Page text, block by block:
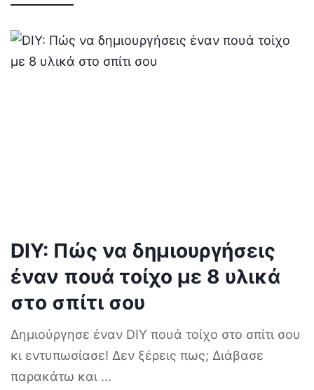
DIY: Πώς να δημιουργήσεις
έναν πουά τοίχο με 8 υλικά
στο σπίτι σου
Δημιούργησε έναν DIY πουά τοίχο στο σπίτι σου
κι εντυπωσίασε! Δεν ξέρεις πως; Διάβασε
παρακάτω και ...